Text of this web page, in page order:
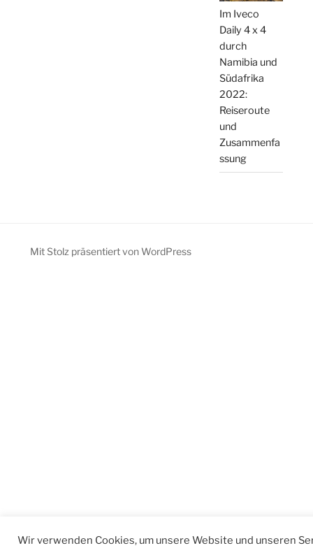
Im Iveco
Daily 4 x 4
durch
Namibia und
Südafrika
2022:
Reiseroute
und
Zusammenfa
ssung
Mit Stolz präsentiert von WordPress
Wir verwenden Cookies, um unsere Website und unseren